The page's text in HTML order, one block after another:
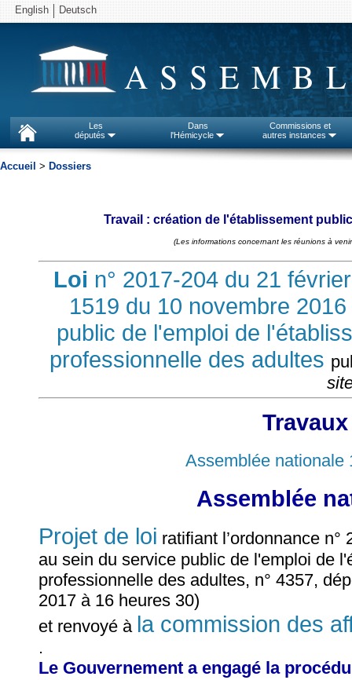
English Deutsch
Les
députés
Dans
l'Hémicycle
Commissions et
autres instances
Accueil > Dossiers
Travail : création de l'établissement
(Les informations concernant les réunions à
Loi n° 2017-204 du 21
1519 du 10 novembre
public de l'emploi de
professionnelle des adultes
Assemblée nationale
Assemblée
Projet de loi ratifiant l’ordonnance
au sein du service public de l'emploi de
professionnelle des adultes, n° 4357,
2017 à 16 heures 30)
et renvoyé à la commission des
.
Le Gouvernement a engagé la